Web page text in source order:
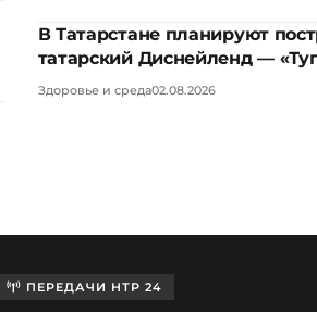
В Татарстане планируют
татарский Диснейленд —
Здоровье и среда02.08.2026
ПЕРЕДАЧИ НТР 24